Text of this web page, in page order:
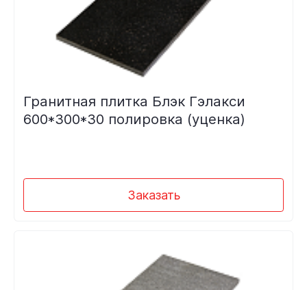
Гранитная плитка Блэк Гэлакси
600*300*30 полировка (уценка)
Заказать